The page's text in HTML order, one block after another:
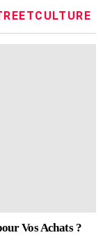
Vos Achats ?